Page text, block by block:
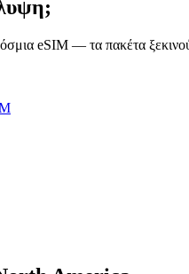
eSIM — τα πακέτα